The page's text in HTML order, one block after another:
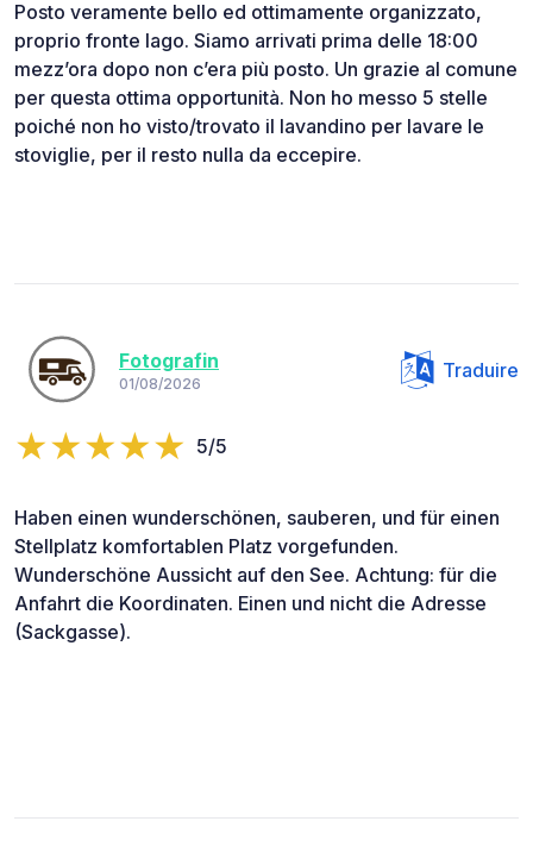
Posto veramente bello ed ottimamente organizzato,
proprio fronte lago. Siamo arrivati prima delle 18:00
mezz’ora dopo non c’era più posto. Un grazie al comune
per questa ottima opportunità. Non ho messo 5 stelle
poiché non ho visto/trovato il lavandino per lavare le
stoviglie, per il resto nulla da eccepire.
Fotografin
01/08/2026
Traduire
5/5
Haben einen wunderschönen, sauberen, und für einen
Stellplatz komfortablen Platz vorgefunden.
Wunderschöne Aussicht auf den See. Achtung: für die
Anfahrt die Koordinaten. Einen und nicht die Adresse
(Sackgasse).